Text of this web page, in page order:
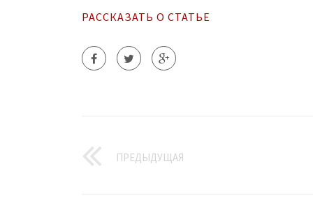
РАССКАЗАТЬ О СТАТЬЕ
ПРЕДЫДУЩАЯ